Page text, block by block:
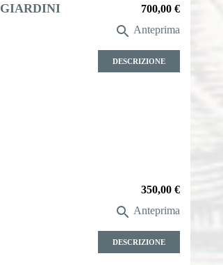
Prezzo
700,00 €
 Anteprima
DESCRIZIONE
Prezzo
350,00 €
 Anteprima
DESCRIZIONE